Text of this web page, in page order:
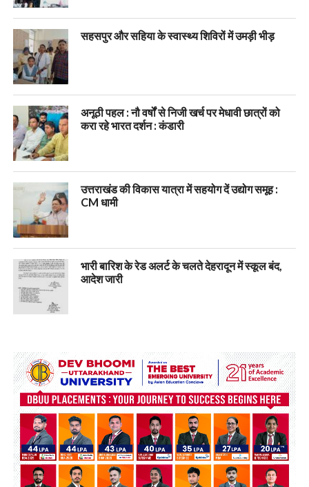
सहसपुर और सहिया के स्वास्थ्य शिविरों में उमड़ी भीड़
अनूठी पहल : नौ वर्षों से निजी खर्च पर मेधावी छात्रों को
करा रहे भारत दर्शन : कंडारी
उत्तराखंड की विकास यात्रा में सहयोग दें उद्योग समूह :
CM धामी
भारी बारिश के रेड अलर्ट के चलते देहरादून में स्कूल बंद,
आदेश जारी